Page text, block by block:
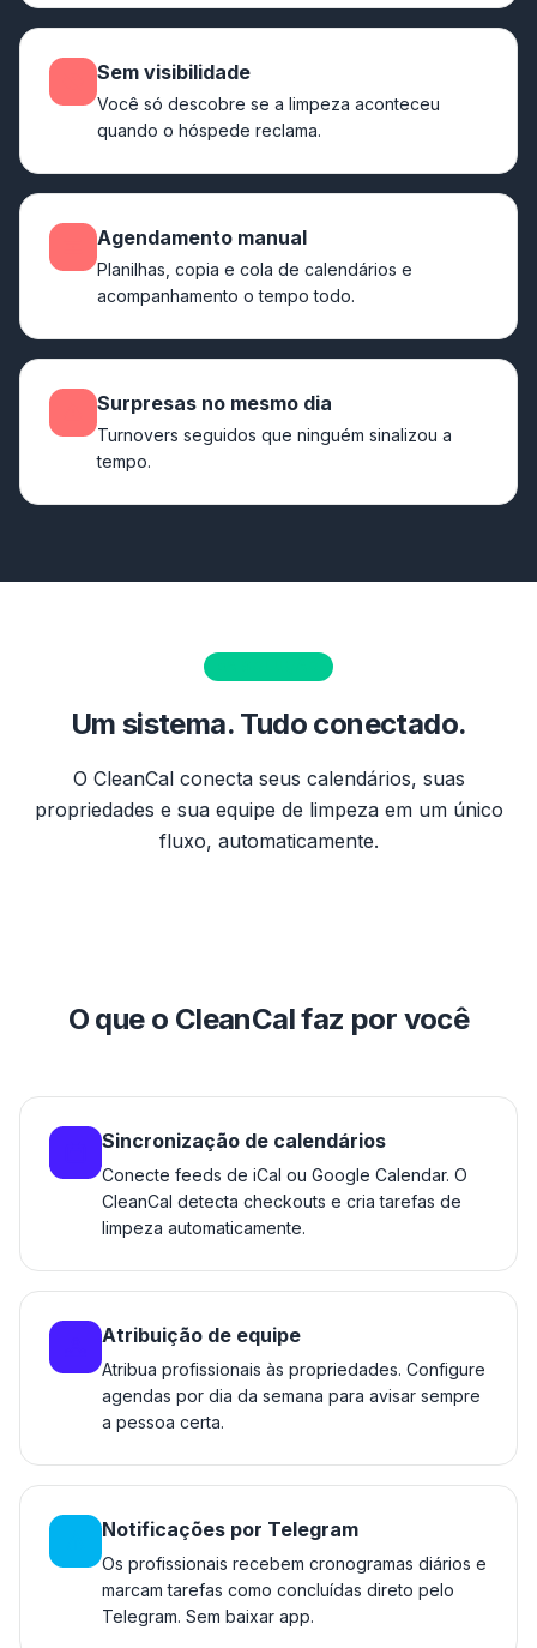
Sem visibilidade
Você só descobre se a limpeza aconteceu
quando o hóspede reclama.
Agendamento manual
Planilhas, copia e cola de calendários e
acompanhamento o tempo todo.
Surpresas no mesmo dia
Turnovers seguidos que ninguém sinalizou a
tempo.
Um sistema. Tudo conectado.
O CleanCal conecta seus calendários, suas
propriedades e sua equipe de limpeza em um único
fluxo, automaticamente.
O que o CleanCal faz por você
Sincronização de calendários
Conecte feeds de iCal ou Google Calendar. O
CleanCal detecta checkouts e cria tarefas de
limpeza automaticamente.
Atribuição de equipe
Atribua profissionais às propriedades. Configure
agendas por dia da semana para avisar sempre
a pessoa certa.
Notificações por Telegram
Os profissionais recebem cronogramas diários e
marcam tarefas como concluídas direto pelo
Telegram. Sem baixar app.